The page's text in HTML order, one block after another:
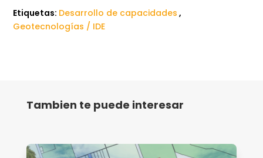
Etiquetas: Desarrollo de capacidades ,
Geotecnologías / IDE
Tambien te puede interesar